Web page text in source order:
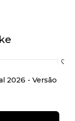
2026 - Versão